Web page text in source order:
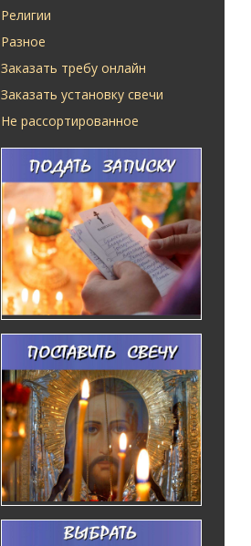
Религии
Разное
Заказать требу онлайн
Заказать установку свечи
Не рассортированное